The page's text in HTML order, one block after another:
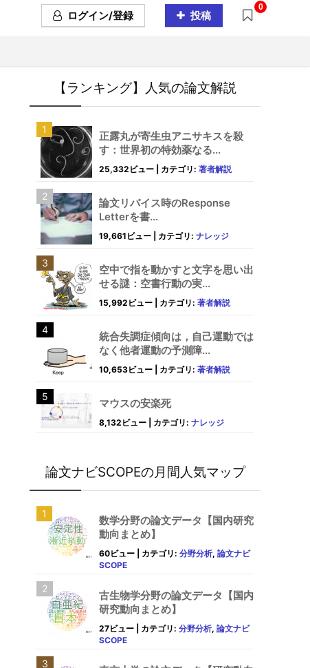
ログイン/登録 投稿
0
【ランキング】人気の論文解説
正露丸が寄生虫アニサキスを殺
す：世界初の特効薬なる...
25,332ビュー カテゴリ: 著者解説
論文リバイス時のResponse
Letterを書...
19,661ビュー カテゴリ: ナレッジ
空中で指を動かすと文字を思い出
せる謎：空書行動の実...
15,992ビュー カテゴリ: 著者解説
統合失調症傾向は，自己運動では
なく他者運動の予測障...
10,653ビュー カテゴリ: 著者解説
マウスの安楽死
8,132ビュー カテゴリ: ナレッジ
論文ナビSCOPEの月間人気マップ
数学分野の論文データ【国内研究
動向まとめ】
60ビュー カテゴリ: 分野分析, 論文ナビ
SCOPE
古生物学分野の論文データ【国内
研究動向まとめ】
27ビュー カテゴリ: 分野分析, 論文ナビ
SCOPE